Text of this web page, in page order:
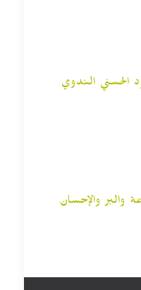
الحسني الندوي
والبر والإحسان